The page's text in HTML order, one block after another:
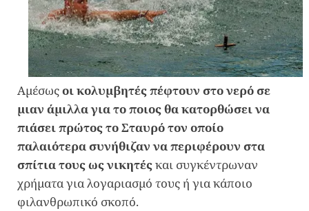
Αμέσωςοι κολυμβητές πέφτουν στο νερό σε
μιαν άμιλλα για το ποιος θα κατορθώσει να
πιάσει πρώτος το Σταυρό τον οποίο
παλαιότερα συνήθιζαν να περιφέρουν στα
σπίτια τους ως νικητέςκαι συγκέντρωναν
χρήματα για λογαριασμό τους ή για κάποιο
φιλανθρωπικό σκοπό.